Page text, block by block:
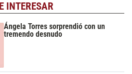
INTERESAR
Ángela Torres sorprendió con un
tremendo desnudo